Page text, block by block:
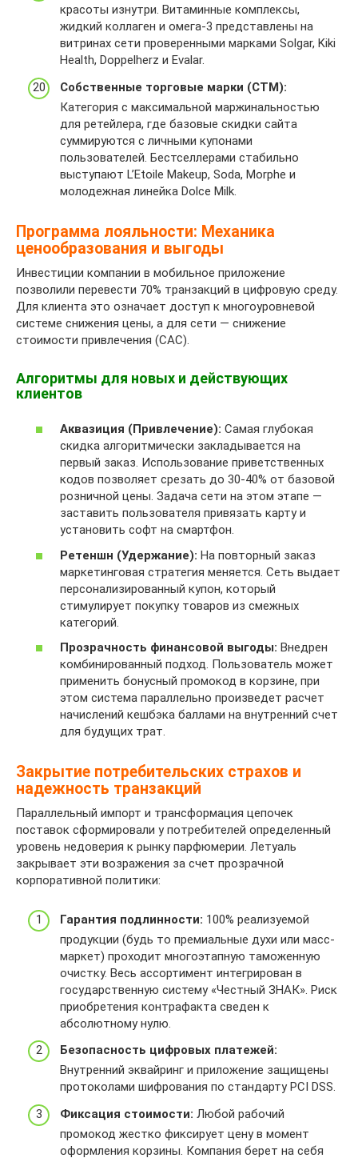
0
1
j
x
z
s
u
f
h
0
6
z
c
q
красоты изнутри. Витаминные комплексы,
жидкий коллаген и омега-3 представлены на
витринах сети проверенными марками Solgar, Kiki
Health, Doppelherz и Evalar.
Собственные торговые марки (СТМ):
Категория с максимальной маржинальностью
для ретейлера, где базовые скидки сайта
суммируются с личными купонами
пользователей. Бестселлерами стабильно
выступают L’Etoile Makeup, Soda, Morphe и
молодежная линейка Dolce Milk.
Программа лояльности: Механика
ценообразования и выгоды
Инвестиции компании в мобильное приложение
позволили перевести 70% транзакций в цифровую среду.
Для клиента это означает доступ к многоуровневой
системе снижения цены, а для сети — снижение
стоимости привлечения (CAC).
Алгоритмы для новых и действующих
клиентов
Аквазиция (Привлечение): Самая глубокая
скидка алгоритмически закладывается на
первый заказ. Использование приветственных
кодов позволяет срезать до 30-40% от базовой
розничной цены. Задача сети на этом этапе —
заставить пользователя привязать карту и
установить софт на смартфон.
Ретеншн (Удержание): На повторный заказ
маркетинговая стратегия меняется. Сеть выдает
персонализированный купон, который
стимулирует покупку товаров из смежных
категорий.
Прозрачность финансовой выгоды: Внедрен
комбинированный подход. Пользователь может
применить бонусный промокод в корзине, при
этом система параллельно произведет расчет
начислений кешбэка баллами на внутренний счет
для будущих трат.
Закрытие потребительских страхов и
надежность транзакций
Параллельный импорт и трансформация цепочек
поставок сформировали у потребителей определенный
уровень недоверия к рынку парфюмерии. Летуаль
закрывает эти возражения за счет прозрачной
корпоративной политики:
Гарантия подлинности: 100% реализуемой
продукции (будь то премиальные духи или масс-
маркет) проходит многоэтапную таможенную
очистку. Весь ассортимент интегрирован в
государственную систему «Честный ЗНАК». Риск
приобретения контрафакта сведен к
абсолютному нулю.
Безопасность цифровых платежей:
Внутренний эквайринг и приложение защищены
протоколами шифрования по стандарту PCI DSS.
Фиксация стоимости: Любой рабочий
промокод жестко фиксирует цену в момент
оформления корзины. Компания берет на себя